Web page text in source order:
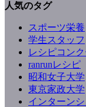
人気のタグ
スポーツ栄養
学生スタッフ
レシピコン
ranrunレシピ
昭和女子大学
東京家政大学
インターン